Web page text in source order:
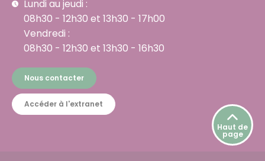
Haut de
page
Lundi au jeudi :
08h30 - 12h30 et 13h30 - 17h00
Vendredi :
08h30 - 12h30 et 13h30 - 16h30
Nous contacter
Accéder à l'extranet